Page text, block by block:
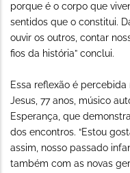
porque é o corpo que
sentidos que o constitui.
ouvir os outros, contar
fios da história” conclui.
Essa reflexão é
Jesus, 77 anos, músico
Esperança, que
dos encontros. “Estou
assim, nosso passado
também com as novas